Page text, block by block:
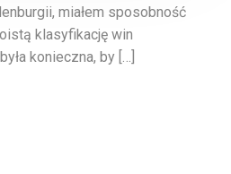
miałem sposobność
klasyfikację win
konieczna, by […]